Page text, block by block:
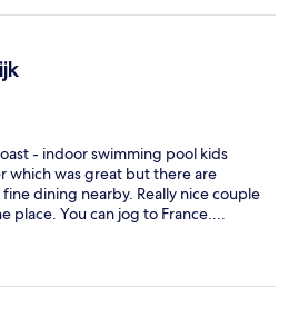
- indoor swimming pool kids
which was great but there are
dining nearby. Really nice couple
place. You can jog to France....